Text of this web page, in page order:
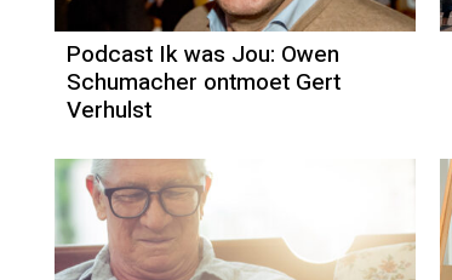
Podcast Ik was Jou: Owen
Schumacher ontmoet Gert
Verhulst